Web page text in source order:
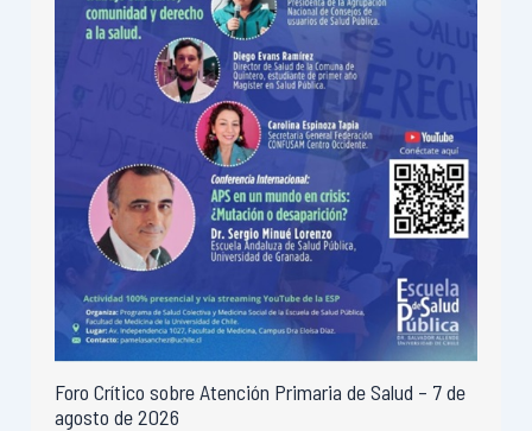
Foro Crítico sobre Atención Primaria de Salud – 7 de
agosto de 2026